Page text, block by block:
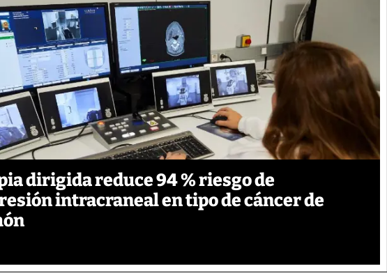
dirigida reduce 94 % riesgo de
intracraneal en tipo de cáncer de